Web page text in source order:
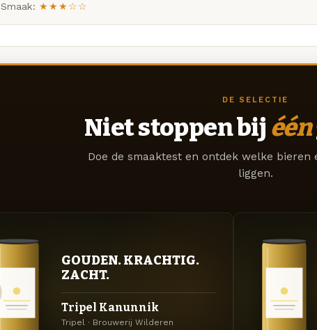
Smaak: ★★★☆☆
DE SELECTIE
Niet stoppen bij één
Doe de smaaktest en ontdek welke
liggen.
GOUDEN. KRACHTIG.
ZACHT.
Tripel Kanunnik
Tripel · Brouwerij Wilderen